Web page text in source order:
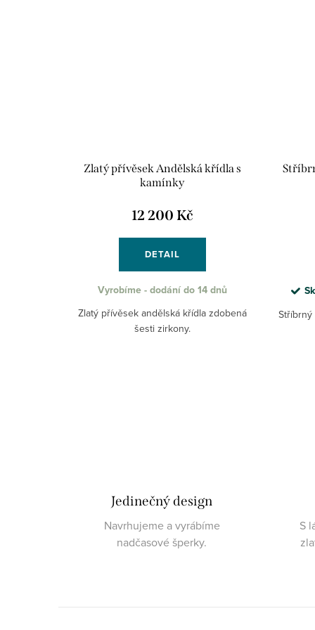
Zlatý přívěsek Andělská křídla s
kamínky
12 200 Kč
DETAIL
Vyrobíme - dodání do 14 dnů
Zlatý přívěsek andělská křídla zdobená
šesti zirkony.
Jedinečný design
Navrhujeme a vyrábíme
nadčasové šperky.
S